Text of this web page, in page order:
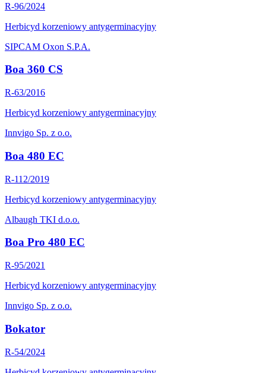
R-96/2024
Herbicyd korzeniowy antygerminacyjny
SIPCAM Oxon S.P.A.
Boa 360 CS
R-63/2016
Herbicyd korzeniowy antygerminacyjny
Innvigo Sp. z o.o.
Boa 480 EC
R-112/2019
Herbicyd korzeniowy antygerminacyjny
Albaugh TKI d.o.o.
Boa Pro 480 EC
R-95/2021
Herbicyd korzeniowy antygerminacyjny
Innvigo Sp. z o.o.
Bokator
R-54/2024